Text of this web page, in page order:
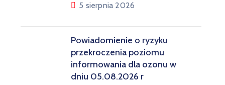
5 sierpnia 2026
Powiadomienie o ryzyku
przekroczenia poziomu
informowania dla ozonu w
dniu 05.08.2026 r